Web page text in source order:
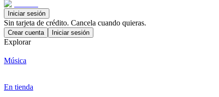
Iniciar sesión
Sin tarjeta de crédito. Cancela cuando quieras.
Crear cuenta Iniciar sesión
Explorar
Música
En tienda